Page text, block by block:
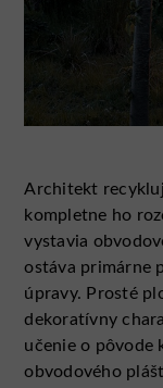
Architekt
kompletne ho
vystavia
ostáva primárne
úpravy. Prosté
dekoratívny
učenie o pôvode
obvodového